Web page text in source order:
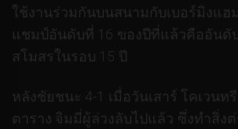
ใช้งานร่วมกันบนสนามกับเบอร์มิงแฮ
แชมป์อันดับที่ 16 ของปีที่แล้วคืออันดั
สโมสรในรอบ 15 ปี
หลังชัยชนะ 4-1 เมื่อวันเสาร์ โคเวนท
ตาราง จิมมี่ผู้ล่วงลับไปแล้ว ซึ่งทำสิ่ง